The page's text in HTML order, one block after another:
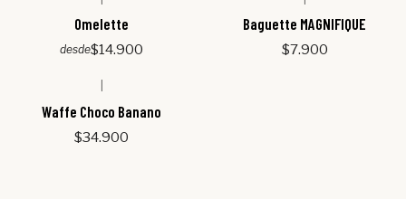
Omelette
desde$14.900
Baguette MAGNIFIQUE
$7.900
Waffe Choco Banano
$34.900